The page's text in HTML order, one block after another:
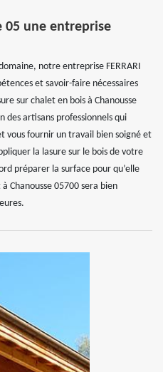
05 une entreprise
notre entreprise FERRARI
et savoir-faire nécessaires
sur chalet en bois à Chanousse
des artisans professionnels qui
fournir un travail bien soigné et
la lasure sur le bois de votre
préparer la surface pour qu’elle
Chanousse 05700 sera bien